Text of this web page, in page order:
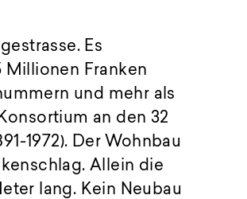
Es
Millionen Franken
und mehr als
an den 32
1972). Der Wohnbau
Allein die
lang. Kein Neubau